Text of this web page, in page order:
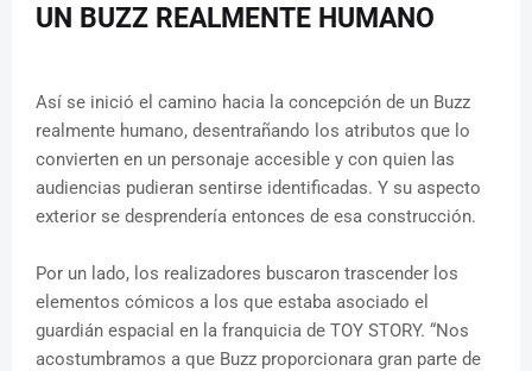
UN BUZZ REALMENTE HUMANO
Así se inició el camino hacia la concepción de un Buzz
realmente humano, desentrañando los atributos que lo
convierten en un personaje accesible y con quien las
audiencias pudieran sentirse identificadas. Y su aspecto
exterior se desprendería entonces de esa construcción.
Por un lado, los realizadores buscaron trascender los
elementos cómicos a los que estaba asociado el
guardián espacial en la franquicia de TOY STORY. “Nos
acostumbramos a que Buzz proporcionara gran parte de